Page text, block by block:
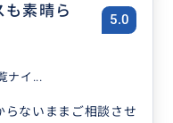
素晴ら
5.0
ナイ...
らないままご相談させ